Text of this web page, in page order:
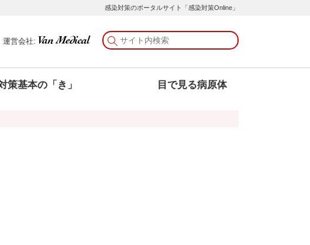
感染対策のポータルサイト「感染対策Online」
運営会社:
策基本の「き」 目で見る病原体